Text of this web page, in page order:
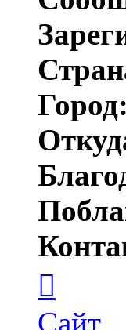
Город:
пользователя
Shadow
Сайт